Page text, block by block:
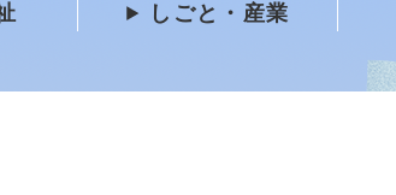
しごと・産業